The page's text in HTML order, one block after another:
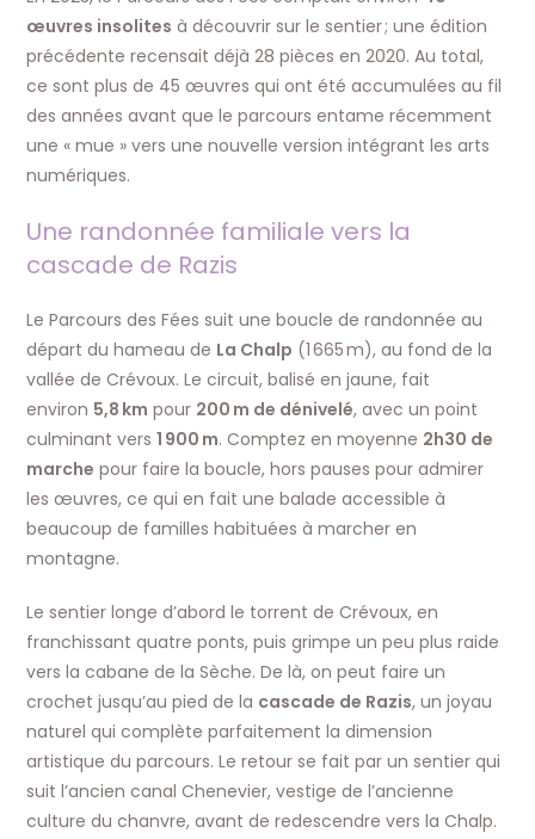
œuvres insolites à découvrir sur le sentier ; une édition
précédente recensait déjà 28 pièces en 2020. Au total,
ce sont plus de 45 œuvres qui ont été accumulées au fil
des années avant que le parcours entame récemment
une « mue » vers une nouvelle version intégrant les arts
numériques.
Une randonnée familiale vers la
cascade de Razis
Le Parcours des Fées suit une boucle de randonnée au
départ du hameau de La Chalp (1 665 m), au fond de la
vallée de Crévoux. Le circuit, balisé en jaune, fait
environ 5,8 km pour 200 m de dénivelé, avec un point
culminant vers1 900 m. Comptez en moyenne 2h30 de
marche pour faire la boucle, hors pauses pour admirer
les œuvres, ce qui en fait une balade accessible à
beaucoup de familles habituées à marcher en
montagne.
Le sentier longe d’abord le torrent de Crévoux, en
franchissant quatre ponts, puis grimpe un peu plus raide
vers la cabane de la Sèche. De là, on peut faire un
crochet jusqu’au pied de la cascade de Razis, un joyau
naturel qui complète parfaitement la dimension
artistique du parcours. Le retour se fait par un sentier qui
suit l’ancien canal Chenevier, vestige de l’ancienne
culture du chanvre, avant de redescendre vers la Chalp.